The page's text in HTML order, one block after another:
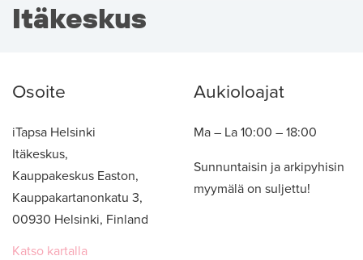
Itäkeskus
Osoite
iTapsa Helsinki
Itäkeskus,
Kauppakeskus Easton,
Kauppakartanonkatu 3,
00930 Helsinki, Finland
Katso kartalla
Aukioloajat
Ma – La 10:00 – 18:00
Sunnuntaisin ja arkipyhisin
myymälä on suljettu!